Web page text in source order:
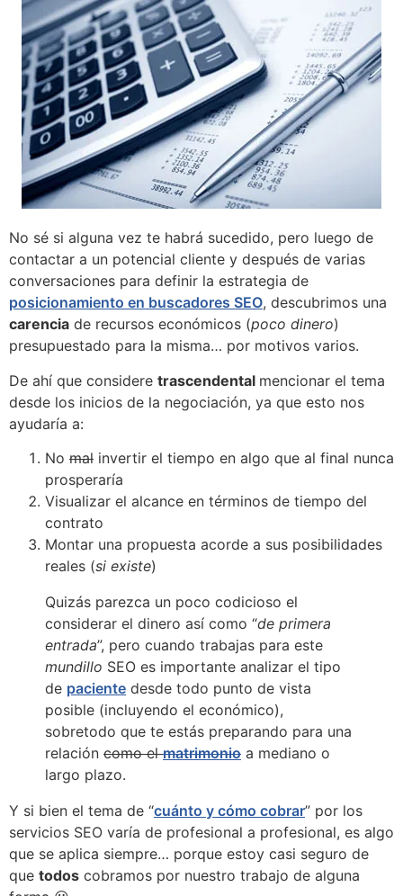
No sé si alguna vez te habrá sucedido, pero luego de
contactar a un potencial cliente y después de varias
conversaciones para definir la estrategia de
posicionamiento en buscadores SEO, descubrimos una
carencia de recursos económicos (poco dinero)
presupuestado para la misma… por motivos varios.
De ahí que considere trascendental mencionar el tema
desde los inicios de la negociación, ya que esto nos
ayudaría a:
No mal invertir el tiempo en algo que al final nunca
prosperaría
Visualizar el alcance en términos de tiempo del
contrato
Montar una propuesta acorde a sus posibilidades
reales (si existe)
Quizás parezca un poco codicioso el
considerar el dinero así como “de primera
entrada”, pero cuando trabajas para este
mundillo SEO es importante analizar el tipo
de paciente desde todo punto de vista
posible (incluyendo el económico),
sobretodo que te estás preparando para una
relación como elmatrimonio a mediano o
largo plazo.
Y si bien el tema de “cuánto y cómo cobrar” por los
servicios SEO varía de profesional a profesional, es algo
que se aplica siempre… porque estoy casi seguro de
que todos cobramos por nuestro trabajo de alguna